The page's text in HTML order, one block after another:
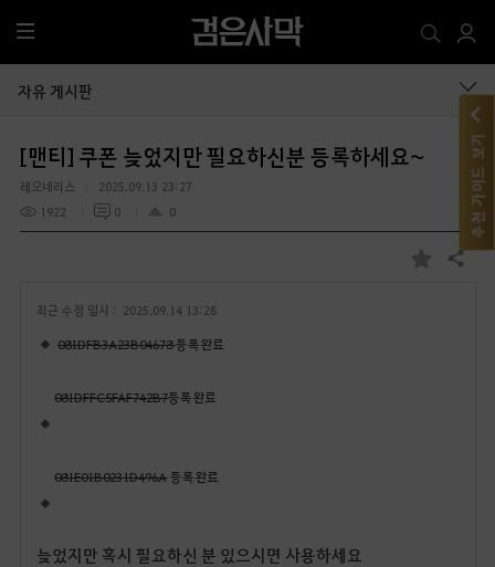
전
체
메
자유 게시판
[맨티] 쿠폰 늦었지만 필요하신분 등록하세요~
레오네리스
2025.09.13 23:27
1922
0 0
즐
공유하기
최근 수정 일시 : 2025.09.14 13:28
081DFB3A23B04678등록완료
081DFFC5FAF742B7등록완료
081E01B0231D496A등록완료
늦었지만 혹시 필요하신 분 있으시면 사용하세요
추천 가이드 보기